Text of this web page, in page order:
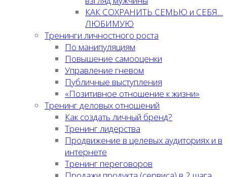
КАК СОХРАНИТЬ СЕМЬЮ и СЕБЯ…
ЛЮБИМУЮ
Тренинги личностного роста
По манипуляциям
Повышение самооценки
Управление гневом
Публичные выступления
«Позитивное отношение к жизни»
Тренинг деловых отношений
Как создать личный бренд?
Тренинг лидерства
Продвижение в целевых аудиториях и в
интернете
Тренинг переговоров